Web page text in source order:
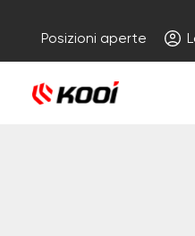
Posizioni aperte